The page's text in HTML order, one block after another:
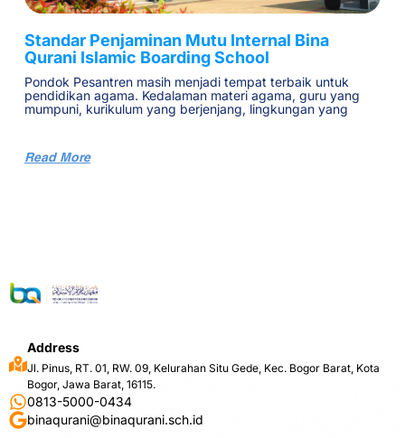
Standar Penjaminan Mutu Internal Bina
Qurani Islamic Boarding School
Pondok Pesantren masih menjadi tempat terbaik untuk
pendidikan agama. Kedalaman materi agama, guru yang
mumpuni, kurikulum yang berjenjang, lingkungan yang
Read More
Address
Jl. Pinus, RT. 01, RW. 09, Kelurahan Situ Gede, Kec. Bogor Barat, Kota
Bogor, Jawa Barat, 16115.
0813-5000-0434
binaqurani@binaqurani.sch.id